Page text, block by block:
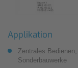
Applikation
Zentrales
Sonderbauwerke